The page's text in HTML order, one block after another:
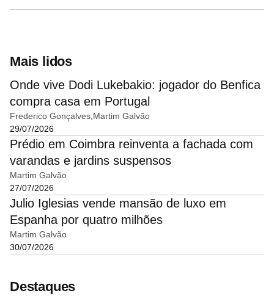
Mais lidos
Onde vive Dodi Lukebakio: jogador do Benfica
compra casa em Portugal
Frederico Gonçalves Martim Galvão
29/07/2026
Prédio em Coimbra reinventa a fachada com
varandas e jardins suspensos
Martim Galvão
27/07/2026
Julio Iglesias vende mansão de luxo em
Espanha por quatro milhões
Martim Galvão
30/07/2026
Destaques